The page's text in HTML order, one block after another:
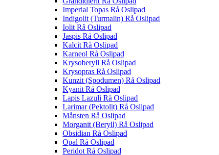
Imperial Topas Rå Oslipad
Indigolit (Turmalin) Rå Oslipad
Iolit Rå Oslipad
Jaspis Rå Oslipad
Kalcit Rå Oslipad
Karneol Rå Oslipad
Krysoberyll Rå Oslipad
Krysopras Rå Oslipad
Kunzit (Spodumen) Rå Oslipad
Kyanit Rå Oslipad
Lapis Lazuli Rå Oslipad
Larimar (Pektolit) Rå Oslipad
Månsten Rå Oslipad
Morganit (Beryll) Rå Oslipad
Obsidian Rå Oslipad
Opal Rå Oslipad
Peridot Rå Oslipad